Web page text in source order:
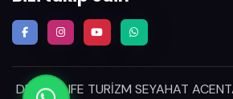
DREAM LIFE TURİZM SEYAHAT